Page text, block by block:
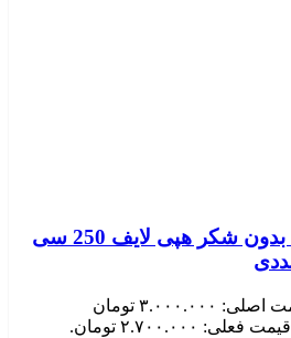
نوشیدنی انرژی زا بدون شکر هپی لایف 250 سی
قیمت اصلی: ۳.۰۰۰.۰۰۰ تومان
قیمت فعلی: ۲.۷۰۰.۰۰۰ تومان.